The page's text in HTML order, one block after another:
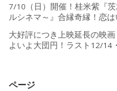
7/10（日）開催！桂米紫『
ルシネマ～』合縁奇縁！恋
大好評につき上映延長の映
よいよ大団円！ラスト12/14
ページ